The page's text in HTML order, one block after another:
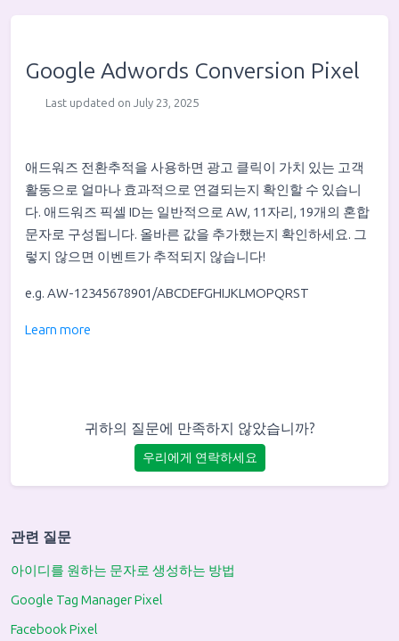
Google Adwords Conversion Pixel
Last updated on July 23, 2025
애드워즈 전환추적을 사용하면 광고 클릭이 가치 있는 고객
활동으로 얼마나 효과적으로 연결되는지 확인할 수 있습니
다. 애드워즈 픽셀 ID는 일반적으로 AW, 11자리, 19개의 혼합
문자로 구성됩니다. 올바른 값을 추가했는지 확인하세요. 그
렇지 않으면 이벤트가 추적되지 않습니다!
e.g. AW-12345678901/ABCDEFGHIJKLMOPQRST
Learn more
귀하의 질문에 만족하지 않았습니까?
우리에게 연락하세요
관련 질문
아이디를 원하는 문자로 생성하는 방법
Google Tag Manager Pixel
Facebook Pixel